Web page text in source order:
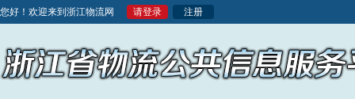
您好！欢迎来到浙江物流网 请登录 注册